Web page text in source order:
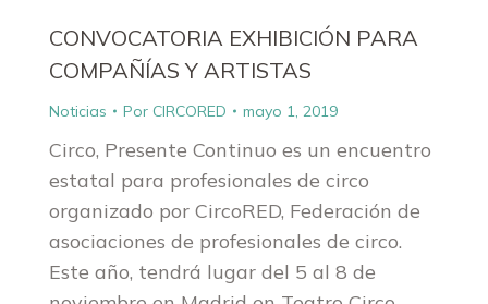
CONVOCATORIA EXHIBICIÓN PARA
COMPAÑÍAS Y ARTISTAS
Noticias Por CIRCORED mayo 1, 2019
Circo, Presente Continuo es un encuentro
estatal para profesionales de circo
organizado por CircoRED, Federación de
asociaciones de profesionales de circo.
Este año, tendrá lugar del 5 al 8 de